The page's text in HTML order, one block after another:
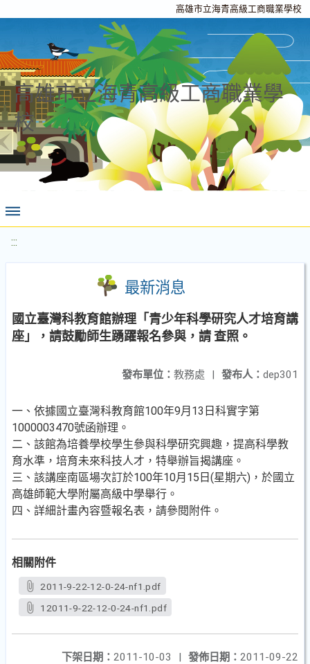
高雄市立海青高級工商職業學校
高雄市立海青高級工商職業學
校
:::
最新消息
國立臺灣科教育館辦理「青少年科學研究人才培育講
座」，請鼓勵師生踴躍報名參與，請 查照。
發布人： dep301
發布單位： 教務處 |
一、依據國立臺灣科教育館100年9月13日科實字第
1000003470號函辦理。
二、該館為培養學校學生參與科學研究興趣，提高科學教
育水準，培育未來科技人才，特舉辦旨揭講座。
三、該講座南區場次訂於100年10月15日(星期六)，於國立
高雄師範大學附屬高級中學舉行。
四、詳細計畫內容暨報名表，請參閱附件。
相關附件
2011-9-22-12-0-24-nf1.pdf
12011-9-22-12-0-24-nf1.pdf
發佈日期： 2011-09-22
下架日期： 2011-10-03
|